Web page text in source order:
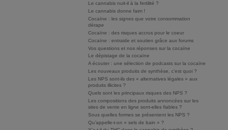
Le cannabis nuit-il à la fertilité ?
Le cannabis donne faim !
Cocaïne : les signes que votre consommation
dérape
Cocaïne : des risques accrus pour le coeur
Cocaïne : entraide et soutien grâce aux forums
Vos questions et nos réponses sur la cocaïne
Le dépistage de la cocaïne
A écouter : une sélection de podcasts sur la cocaïne
Les nouveaux produits de synthèse, c’est quoi ?
Les NPS sont-ils des « alternatives légales » aux
produits illicites ?
Quels sont les principaux risques des NPS ?
Les compositions des produits annoncées sur les
sites de vente en ligne sont-elles fiables ?
Sous quelles formes se présentent les NPS ?
Qu’appelle-t-on « sels de bain » ?